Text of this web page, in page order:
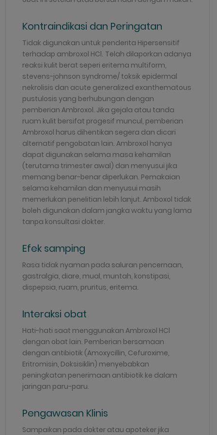
Kontraindikasi dan Peringatan
Tidak digunakan untuk penderita Hipersensitif
terhadap ambroxol HCl. Telah dilaporkan adanya
reaksi kulit berat seperi eritema multiform,
stevens-johnson syndrome/ toksik epidermal
nekrolisis dan acute generalized exanthematous
pustulosis yang berhubungan dengan
pemberian Ambroxol. Jika gejala atau tanda
ruam kulit bersifat progesif muncul, pemberian
Ambroxol harus dihentikan segera dan dicari
alternatif pengobatan lain. Ambroxol hanya
dapat digunakan selama masa kehamilan
(terutama trimester awal) dan menyusui jika
memang benar-benar diperlukan. Pemakaian
selama kehamilan dan menyusui masih
memerlukan penelitian lebih lanjut. Amboxol tidak
boleh digunakan dalam jangka waktu yang lama
tanpa konsultasi dokter.
Efek samping
Rasa tidak nyaman pada saluran pencernaan,
gastralgia, diare, mual, muntah, konstipasi,
dispepsia, ruam, pruritus, eritema.
Interaksi obat
Hati-hati saat menggunakan Ambroxol HCl
dengan obat lain. Pemberian bersamaan
dengan antibiotik (Amoxycillin, Cefuroxime,
Eritromisin, Doksisiklin) menyebabkan
peningkatan penerimaan antibiotik ke dalam
jaringan paru-paru.
Pengawasan Klinis
Sampaikan pada dokter atau apoteker jika